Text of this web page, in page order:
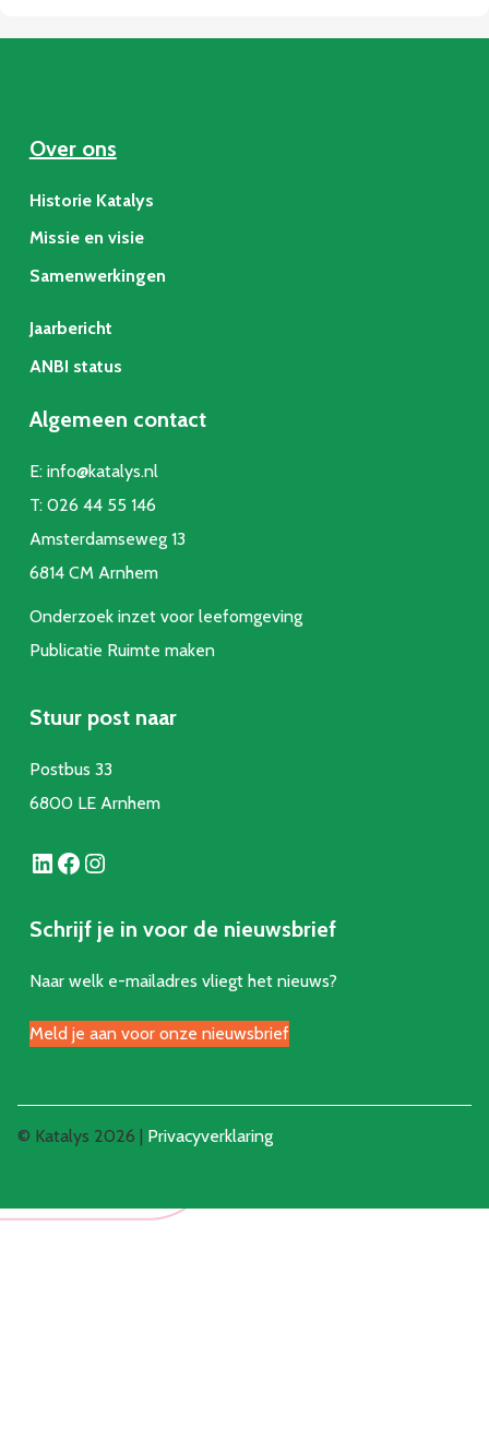
Over ons
Historie Katalys
Missie en visie
Samenwerkingen
Jaarbericht
ANBI status
Algemeen contact
E: info@katalys.nl
T: 026 44 55 146
Amsterdamseweg 13
6814 CM Arnhem
Onderzoek inzet voor leefomgeving
Publicatie Ruimte maken
Stuur post naar
Postbus 33
6800 LE Arnhem
LinkedIn Facebook Instagram
Schrijf je in voor de nieuwsbrief
Naar welk e-mailadres vliegt het nieuws?
Meld je aan voor onze nieuwsbrief
© Katalys 2026 | Privacyverklaring